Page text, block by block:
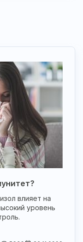
влияет на
уровень